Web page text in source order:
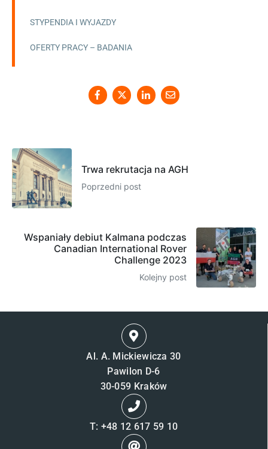
STYPENDIA I WYJAZDY
OFERTY PRACY – BADANIA
Trwa rekrutacja na AGH
Poprzedni post
Wspaniały debiut Kalmana podczas
Canadian International Rover
Challenge 2023
Kolejny post
Al. A. Mickiewicza 30
Pawilon D-6
30-059 Kraków
T: +48 12 617 59 10